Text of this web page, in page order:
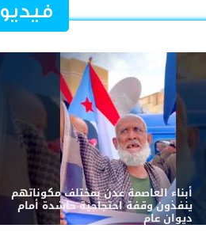
فيديو
أبناء العاصمة عدن بمختلف مكوناتهم
ينفذون وقفة احتجاجية حاشدة أمام
ديوان عام